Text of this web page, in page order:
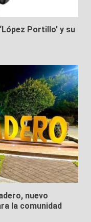
Portillo’ y su
nuevo
la comunidad